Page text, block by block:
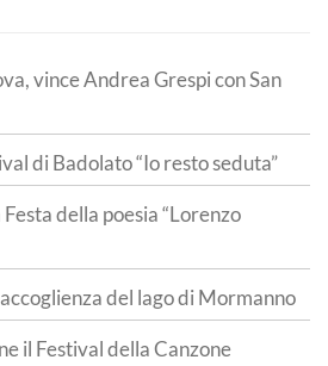
vince Andrea Grespi con San
di Badolato “Io resto seduta”
della poesia “Lorenzo
del lago di Mormanno
il Festival della Canzone